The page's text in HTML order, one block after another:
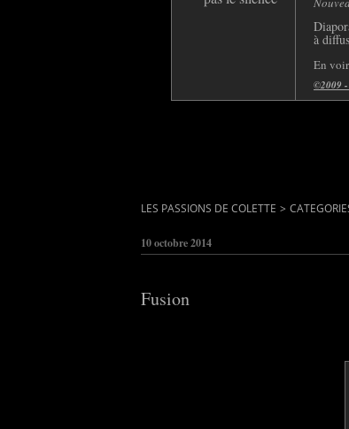
à
En
©2009 -
LES PASSIONS DE COLETTE >
10 octobre 2014
Fusion